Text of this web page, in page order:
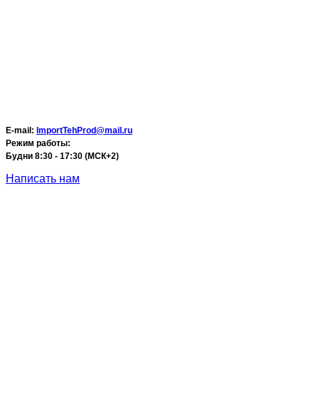
E-mail: ImportTehProd@mail.ru
Режим работы:
Будни 8:30 - 17:30 (МСК+2)
Написать нам